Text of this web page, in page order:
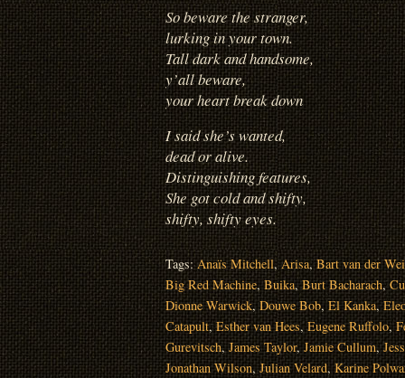
So beware the stranger,
lurking in your town.
Tall dark and handsome,
y’all beware,
your heart break down
I said she’s wanted,
dead or alive.
Distinguishing features,
She got cold and shifty,
shifty, shifty eyes.
Tags:Anaïs Mitchell,Arisa,Bart van der
Big Red Machine,Buika,Burt Bacharach,
Dionne Warwick,Douwe Bob,El Kanka,
Catapult,Esther van Hees,Eugene Ruffolo,
Gurevitsch,James Taylor, Jamie Cullum,
Jonathan Wilson,Julian Velard,Karine